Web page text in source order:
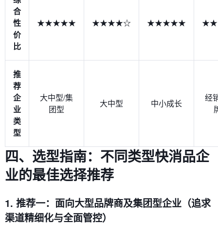
合
性
价
比
★★★★★ ★★★★☆ ★★★★★
推
荐
企
业
类
型
大中型/集
团型
大中型 中小成长
经
四、选型指南：不同类型快消品企
业的最佳选择推荐
1. 推荐一：面向大型品牌商及集团型企业（追求
渠道精细化与全面管控）